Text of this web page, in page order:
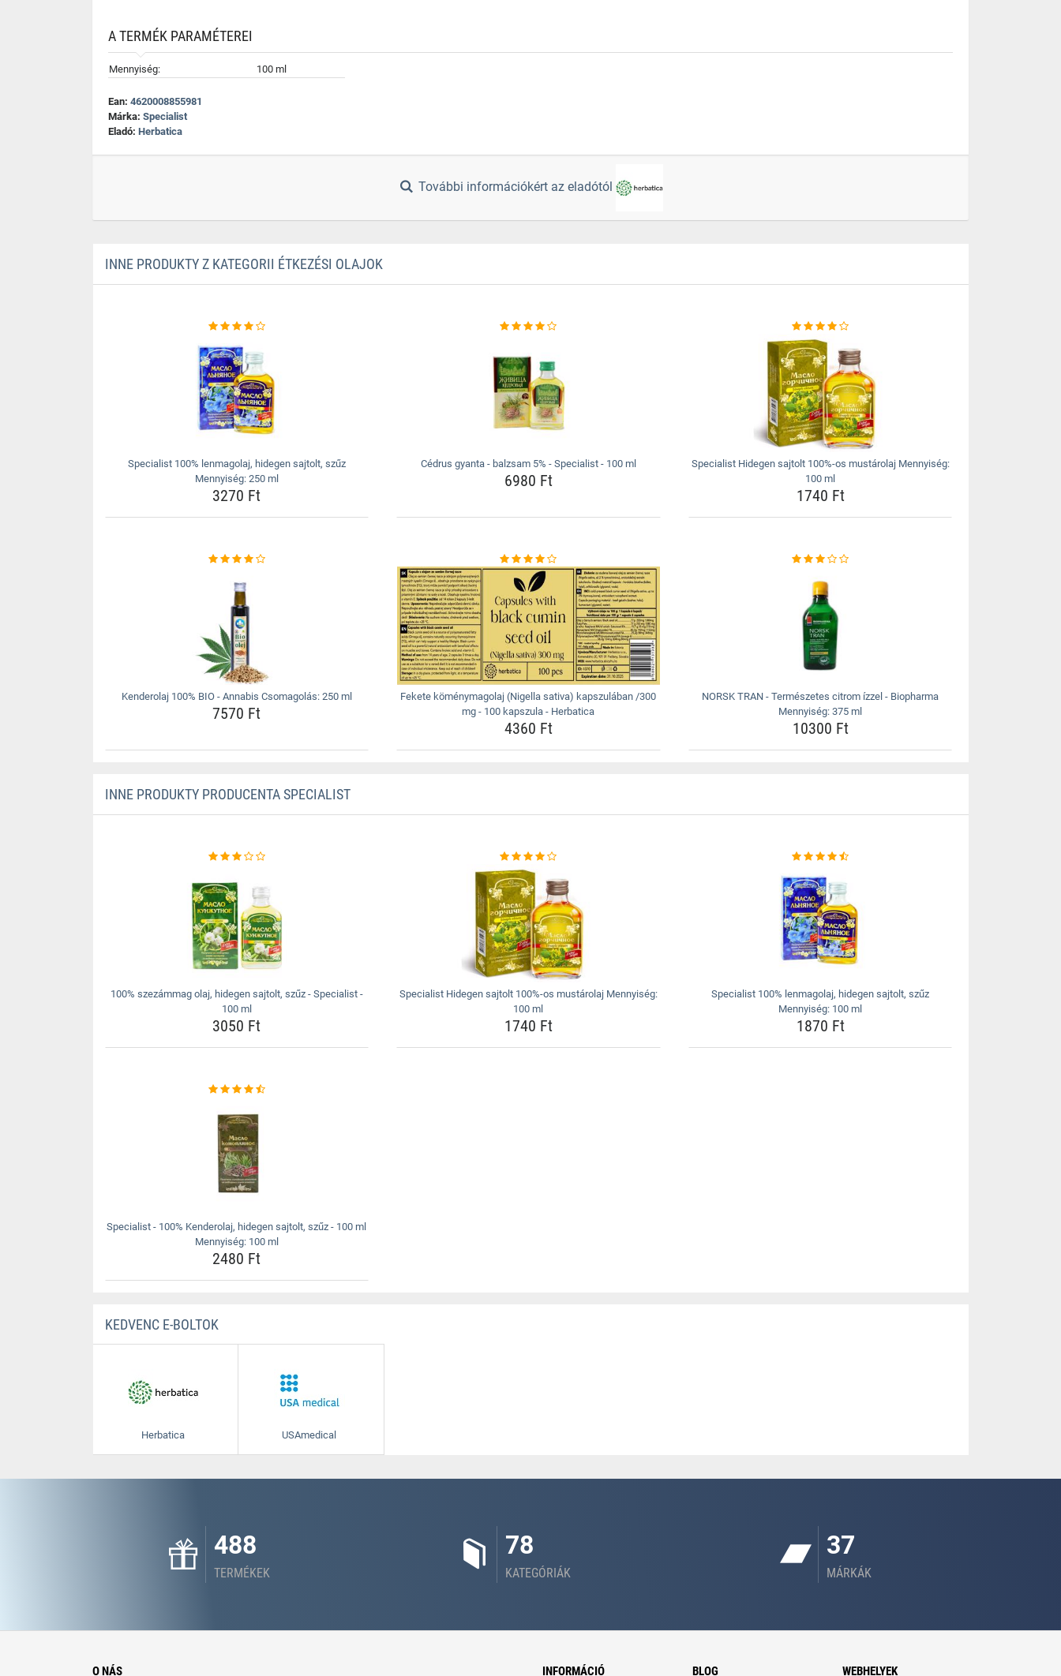
A TERMÉK PARAMÉTEREI
Mennyiség: 100 ml
Ean: 4620008855981
Márka: Specialist
Eladó: Herbatica
További információkért az eladótól
INNE PRODUKTY Z KATEGORII ÉTKEZÉSI OLAJOK
Specialist 100% lenmagolaj, hidegen sajtolt, szűz
Mennyiség: 250 ml
3270 Ft
Cédrus gyanta - balzsam 5% - Specialist - 100 ml
6980 Ft
Specialist Hidegen sajtolt 100%-os mustárolaj Mennyiség:
100 ml
1740 Ft
Kenderolaj 100% BIO - Annabis Csomagolás: 250 ml
7570 Ft
Fekete köménymagolaj (Nigella sativa) kapszulában /300
mg - 100 kapszula - Herbatica
4360 Ft
NORSK TRAN - Természetes citrom ízzel - Biopharma
Mennyiség: 375 ml
10300 Ft
INNE PRODUKTY PRODUCENTA SPECIALIST
100% szezámmag olaj, hidegen sajtolt, szűz - Specialist -
100 ml
3050 Ft
Specialist Hidegen sajtolt 100%-os mustárolaj Mennyiség:
100 ml
1740 Ft
Specialist 100% lenmagolaj, hidegen sajtolt, szűz
Mennyiség: 100 ml
1870 Ft
Specialist - 100% Kenderolaj, hidegen sajtolt, szűz - 100 ml
Mennyiség: 100 ml
2480 Ft
KEDVENC E-BOLTOK
Herbatica USAmedical
488
TERMÉKEK
78
KATEGÓRIÁK
37
MÁRKÁK
O NÁS INFORMÁCIÓ BLOG WEBHELYEK